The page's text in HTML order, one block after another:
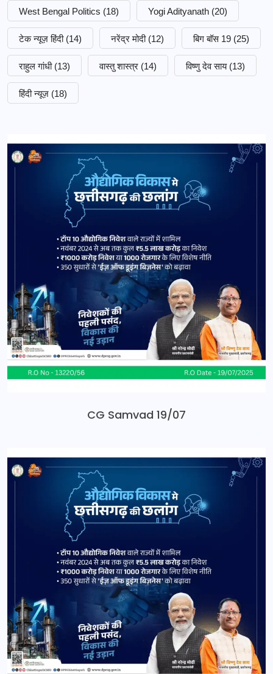
West Bengal Politics (18) Yogi Adityanath (20)
टेक न्यूज़ हिंदी (14) नरेंद्र मोदी (12) बिग बॉस 19 (25)
राहुल गांधी (13) वास्तु शास्त्र (14) विष्णु देव साय (13)
हिंदी न्यूज़ (18)
CG Samvad 19/07